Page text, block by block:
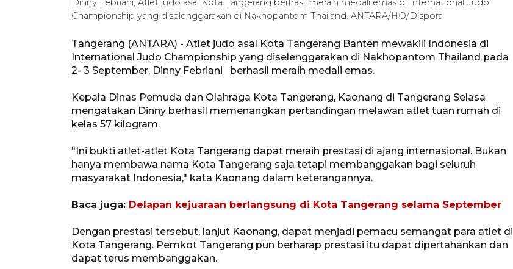
Dinny Febriani, Atlet judo asal Kota Tangerang berhasil meraih medali emas di International Judo
Championship yang diselenggarakan di Nakhopantom Thailand. ANTARA/HO/Dispora
Tangerang (ANTARA) - Atlet judo asal Kota Tangerang Banten mewakili Indonesia di
International Judo Championship yang diselenggarakan di Nakhopantom Thailand pada
2- 3 September, Dinny Febriani berhasil meraih medali emas.
Kepala Dinas Pemuda dan Olahraga Kota Tangerang, Kaonang di Tangerang Selasa
mengatakan Dinny berhasil memenangkan pertandingan melawan atlet tuan rumah di
kelas 57 kilogram.
"Ini bukti atlet-atlet Kota Tangerang dapat meraih prestasi di ajang internasional. Bukan
hanya membawa nama Kota Tangerang saja tetapi membanggakan bagi seluruh
masyarakat Indonesia," kata Kaonang dalam keterangannya.
Baca juga: Delapan kejuaraan berlangsung di Kota Tangerang selama September
Dengan prestasi tersebut, lanjut Kaonang, dapat menjadi pemacu semangat para atlet di
Kota Tangerang. Pemkot Tangerang pun berharap prestasi itu dapat dipertahankan dan
dapat terus membanggakan.